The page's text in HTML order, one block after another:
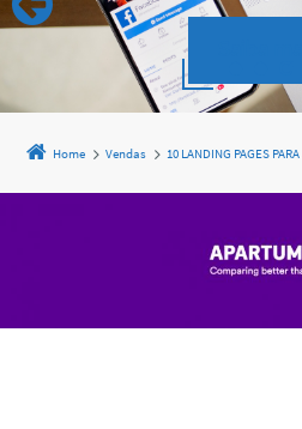
Home Vendas 10 LANDING PAGES